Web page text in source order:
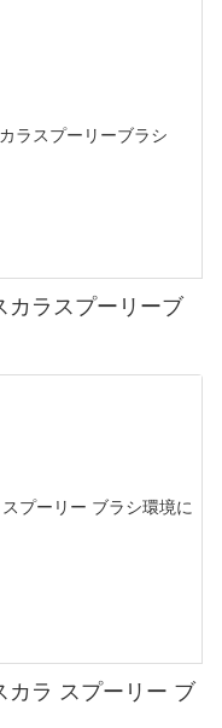
ラスプーリーブ
ラ スプーリー ブ